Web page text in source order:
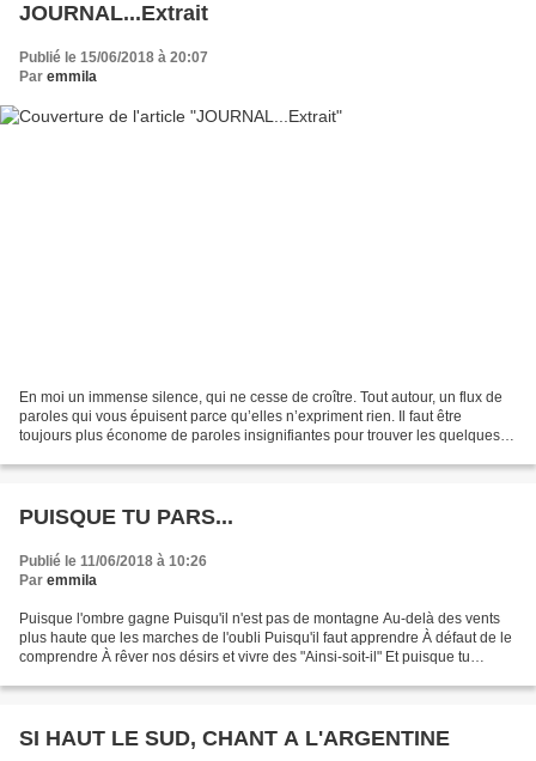
JOURNAL...Extrait
Publié le 15/06/2018 à 20:07
Par emmila
En moi un immense silence, qui ne cesse de croître. Tout autour, un flux de
paroles qui vous épuisent parce qu’elles n’expriment rien. Il faut être
toujours plus économe de paroles insignifiantes pour trouver les quelques
PUISQUE TU PARS...
Publié le 11/06/2018 à 10:26
Par emmila
Puisque l'ombre gagne Puisqu'il n'est pas de montagne Au-delà des vents
plus haute que les marches de l'oubli Puisqu'il faut apprendre À défaut de le
comprendre À rêver nos désirs et vivre des "Ainsi-soit-il" Et puisque tu
SI HAUT LE SUD, CHANT A L'ARGENTINE